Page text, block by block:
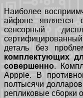
Наиболее
айфоне является
сенсорный
деталь без
комплектующих
совершенно.
Appple. В
полтысячи
репликовые сборки